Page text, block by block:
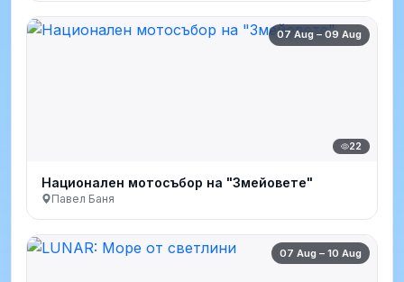
07 Aug – 09 Aug
22
Национален мотосъбор на "Змейовете"
Павел Баня
07 Aug – 10 Aug